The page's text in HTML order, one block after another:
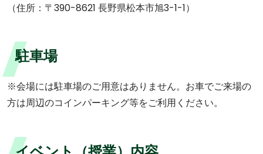
（住所：〒390-8621 長野県松本市旭3-1-1）
駐車場
※会場には駐車場のご用意はありません。お車でご来場の
方は周辺のコインパーキング等をご利用ください。